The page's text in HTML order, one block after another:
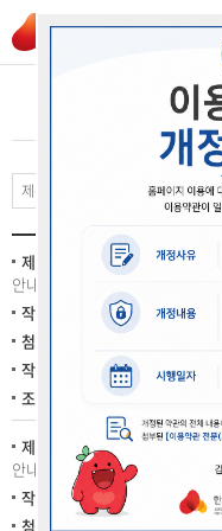
제목 :
★2026년 정신건강증
안내
작성자 :
송시영
첨부파일 :
작성일 :
2026-07-06
조회수 :
1875
제목 :
★2026년 정신건강증
안내
작성자 : 송시영
첨부파일 :